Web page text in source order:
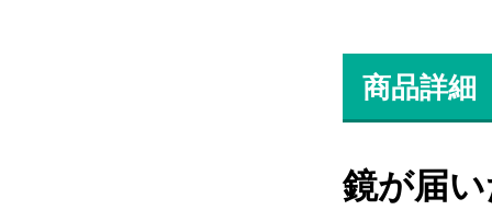
商品詳細
鏡が届